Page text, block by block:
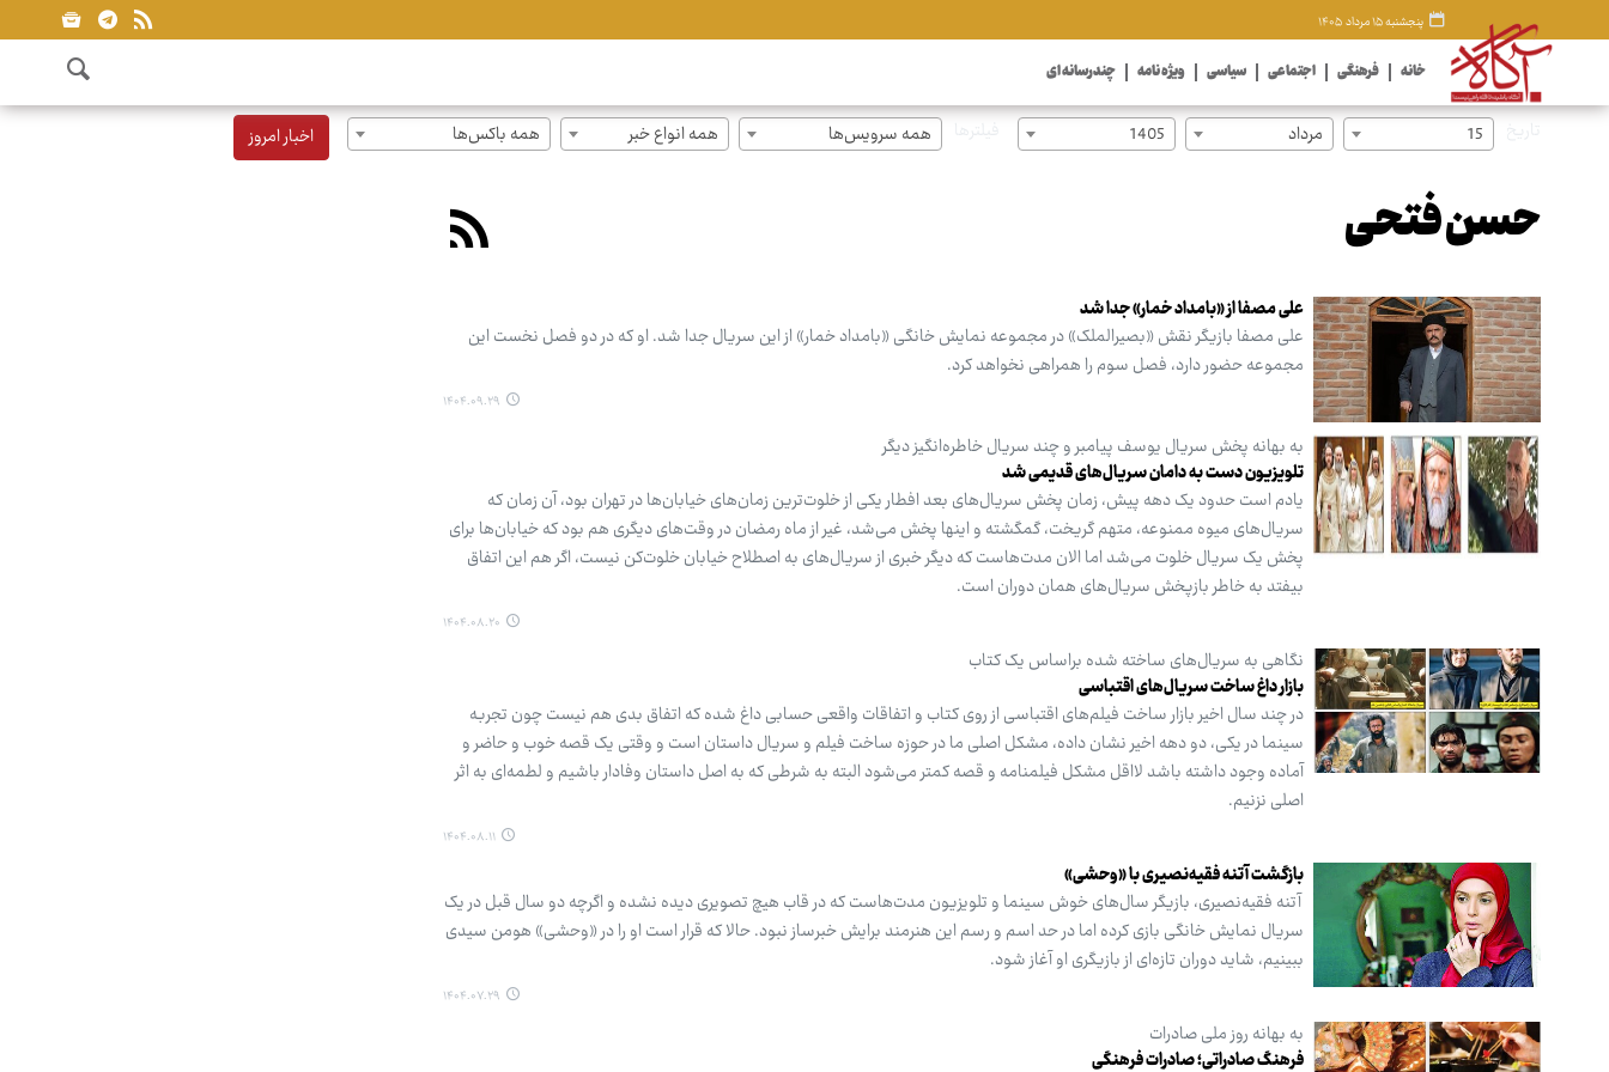
پنجشنبه ۱۵ مرداد ۱۴۰۵
خانه فرهنگی اجتماعی سیاسی ویژه نامه چندرسانه ای
15 مرداد 1405 همه سرویس‌ها همه انواع خبر همه باکس‌ها اخبار امروز
حسن فتحی
علی مصفا از «بامداد خمار» جدا شد
علی مصفا بازیگر نقش «بصیرالملک» در مجموعه نمایش خانگی «بامداد خمار» از این سریال جدا شد. او که در دو فصل نخست این
مجموعه حضور دارد، فصل سوم را همراهی نخواهد کرد.
۱۴۰۴.۰۹.۲۹
به بهانه پخش سریال یوسف پیامبر و چند سریال خاطره‌انگیز دیگر
تلویزیون دست به دامان سریال‌های قدیمی شد
یادم است حدود یک دهه پیش، زمان پخش سریال‌های بعد افطار یکی از خلوت‌ترین زمان‌های خیابان‌ها در تهران بود، آن زمان که
سریال‌های میوه ممنوعه، متهم گریخت، گمگشته و اینها پخش می‌شد، غیر از ماه رمضان در وقت‌های دیگری هم بود که خیابان‌ها برای
پخش یک سریال خلوت می‌شد اما الان مدت‌هاست که دیگر خبری از سریال‌های به اصطلاح خیابان خلوت‌کن نیست،‌ اگر هم این اتفاق
بیفتد به خاطر بازپخش سریال‌های همان دوران است.
۱۴۰۴.۰۸.۲۰
نگاهی به سریال‌های ساخته شده براساس یک کتاب
بازار داغ ساخت سریال‌های اقتباسی
در چند سال اخیر بازار ساخت فیلم‌های اقتباسی از روی کتاب و اتفاقات واقعی حسابی داغ شده که اتفاق بدی هم نیست چون تجربه
سینما در یکی، دو دهه اخیر نشان داده، مشکل اصلی ما در حوزه ساخت فیلم و سریال داستان است و وقتی یک قصه خوب و حاضر و
آماده وجود داشته باشد لااقل مشکل فیلمنامه و قصه کمتر می‌شود البته به شرطی که به اصل داستان وفادار باشیم و لطمه‌ای به اثر
اصلی نزنیم.
۱۴۰۴.۰۸.۱۱
بازگشت آتنه‌ فقیه‌نصیری با «وحشی»
آتنه فقیه‌نصیری، بازیگر سال‌های خوش سینما و تلویزیون مدت‌هاست که در قاب هیچ تصویری دیده نشده و اگرچه دو سال قبل در یک
سریال نمایش خانگی بازی کرده اما در حد اسم و رسم این هنرمند برایش خبرساز نبود. حالا که قرار است او را در «وحشی» هومن سیدی
ببینیم، شاید دوران تازه‌ای از بازیگری او آغاز شود.
۱۴۰۴.۰۷.۲۹
به بهانه روز ملی صادرات
فرهنگ صادراتی؛ صادرات فرهنگی